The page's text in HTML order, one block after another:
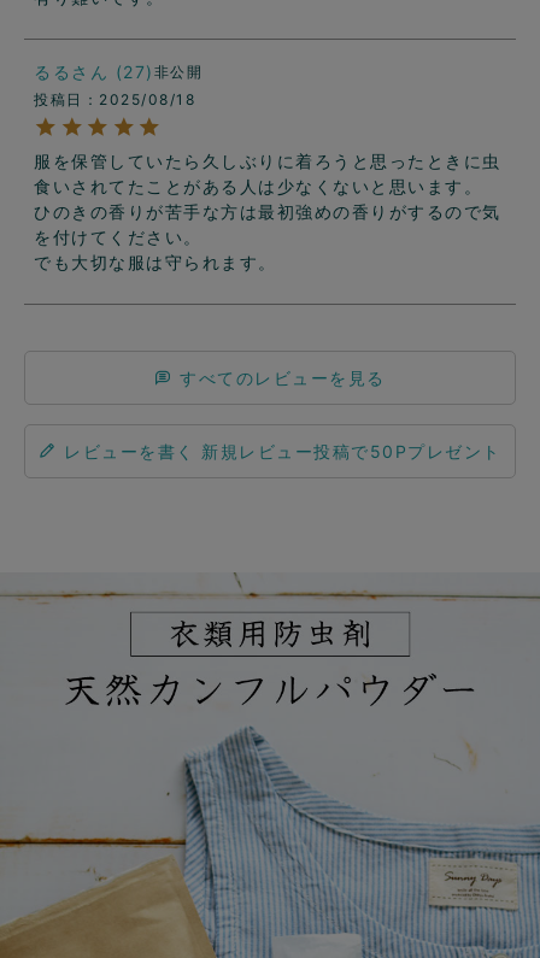
るる 27 非公開
投稿日
2025/08/18
服を保管していたら久しぶりに着ろうと思ったときに虫
食いされてたことがある人は少なくないと思います。
ひのきの香りが苦手な方は最初強めの香りがするので気
を付けてください。
でも大切な服は守られます。
すべてのレビューを見る
レビューを書く